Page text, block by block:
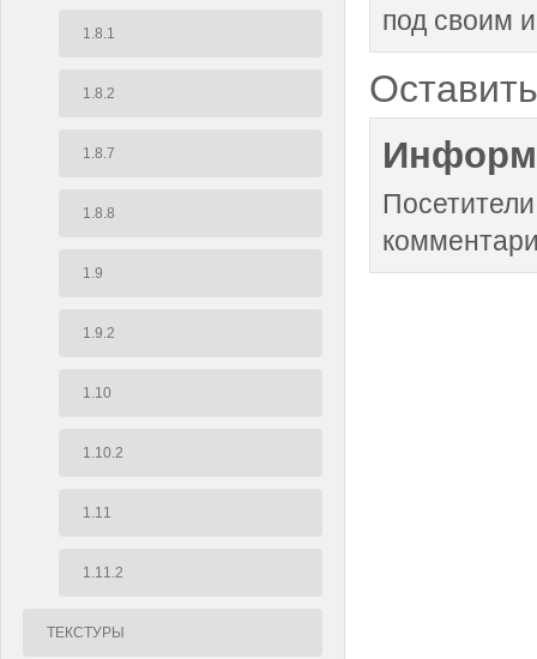
1.8.1
1.8.2
1.8.7
1.8.8
1.9
1.9.2
1.10
1.10.2
1.11
1.11.2
ТЕКСТУРЫ
под своим